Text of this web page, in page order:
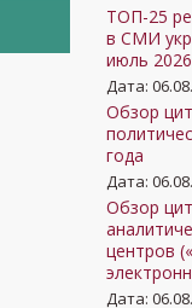
ТОП-25
в СМИ
июль
Дата:
Обзор
года
Дата:
Обзор
центров
Дата: